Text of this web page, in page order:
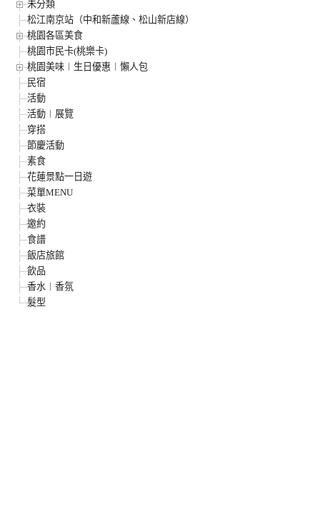
未分類
松江南京站（中和新蘆線、松山新店線）
桃園各區美食
桃園市民卡(桃樂卡)
桃園美味︱生日優惠︱懶人包
民宿
活動
活動︱展覽
穿搭
節慶活動
素食
花蓮景點一日遊
菜單MENU
衣裝
邀約
食譜
飯店旅館
飲品
香水︱香氛
髮型